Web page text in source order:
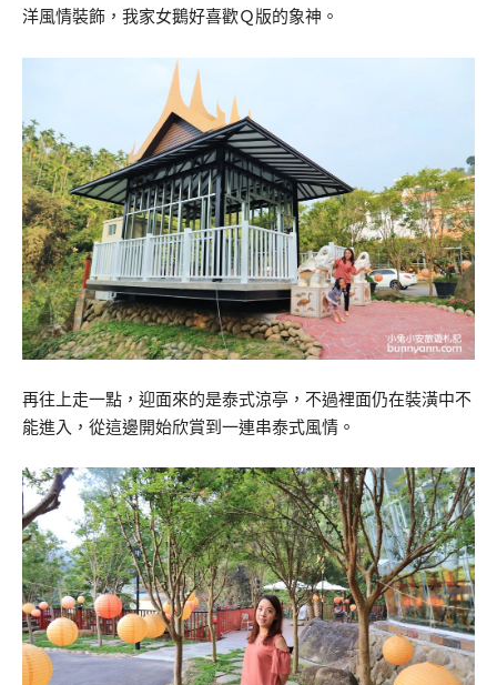
洋風情裝飾，我家女鵝好喜歡Ｑ版的象神。
再往上走一點，迎面來的是泰式涼亭，不過裡面仍在裝潢中不
能進入，從這邊開始欣賞到一連串泰式風情。